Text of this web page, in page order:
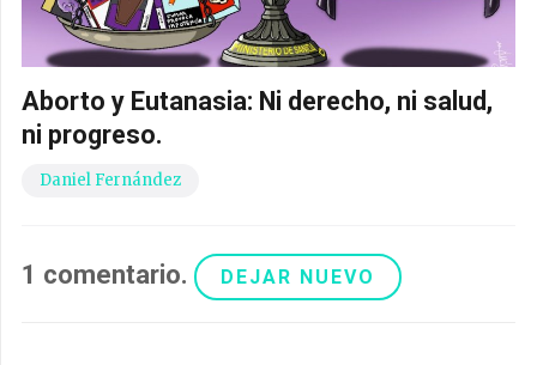
Aborto y Eutanasia: Ni derecho, ni salud,
ni progreso.
Daniel Fernández
1 comentario. DEJAR NUEVO